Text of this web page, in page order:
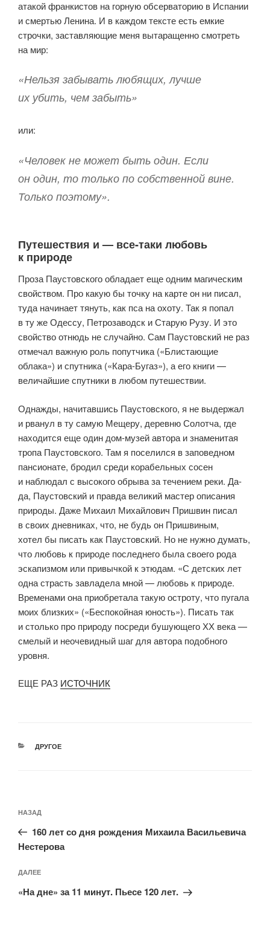
атакой франкистов на горную обсерваторию в Испании
и смертью Ленина. И в каждом тексте есть емкие
строчки, заставляющие меня вытаращенно смотреть
на мир:
«Нельзя забывать любящих, лучше
их убить, чем забыть»
или:
«Человек не может быть один. Если
он один, то только по собственной вине.
Только поэтому».
Путешествия и — все-таки любовь
к природе
Проза Паустовского обладает еще одним магическим
свойством. Про какую бы точку на карте он ни писал,
туда начинает тянуть, как пса на охоту. Так я попал
в ту же Одессу, Петрозаводск и Старую Рузу. И это
свойство отнюдь не случайно. Сам Паустовский не раз
отмечал важную роль попутчика («Блистающие
облака») и спутника («Кара-Бугаз»), а его книги —
величайшие спутники в любом путешествии.
Однажды, начитавшись Паустовского, я не выдержал
и рванул в ту самую Мещеру, деревню Солотча, где
находится еще один дом-музей автора и знаменитая
тропа Паустовского. Там я поселился в заповедном
пансионате, бродил среди корабельных сосен
и наблюдал с высокого обрыва за течением реки. Да-
да, Паустовский и правда великий мастер описания
природы. Даже Михаил Михайлович Пришвин писал
в своих дневниках, что, не будь он Пришвиным,
хотел бы писать как Паустовский. Но не нужно думать,
что любовь к природе последнего была своего рода
эскапизмом или привычкой к этюдам. «С детских лет
одна страсть завладела мной — любовь к природе.
Временами она приобретала такую остроту, что пугала
моих близких» («Беспокойная юность»). Писать так
и столько про природу посреди бушующего ХХ века —
смелый и неочевидный шаг для автора подобного
уровня.
ЕЩЕ РАЗ ИСТОЧНИК
РУБРИКИ
ДРУГОЕ
по
записям
Предыдущая
запись:
НАЗАД
160 лет со дня рождения Михаила Васильевича
Нестерова
Следующая
запись
ДАЛЕЕ
«На дне» за 11 минут. Пьесе 120 лет.